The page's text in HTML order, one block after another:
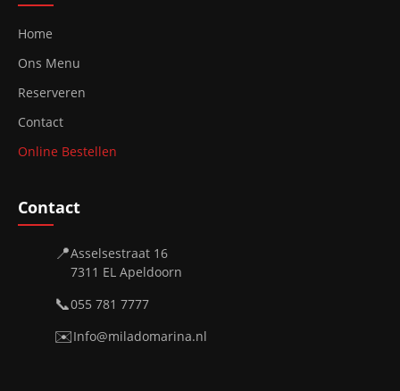
Home
Ons Menu
Reserveren
Contact
Online Bestellen
Contact
📍Asselsestraat 16
7311 EL Apeldoorn
📞055 781 7777
✉️Info@miladomarina.nl